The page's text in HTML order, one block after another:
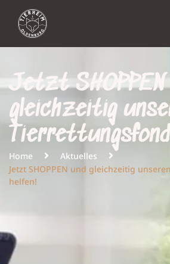
Jetzt
gleichzeitig
Home
Aktuelles
Jetzt SHOPPEN und gleichzeitig
helfen!